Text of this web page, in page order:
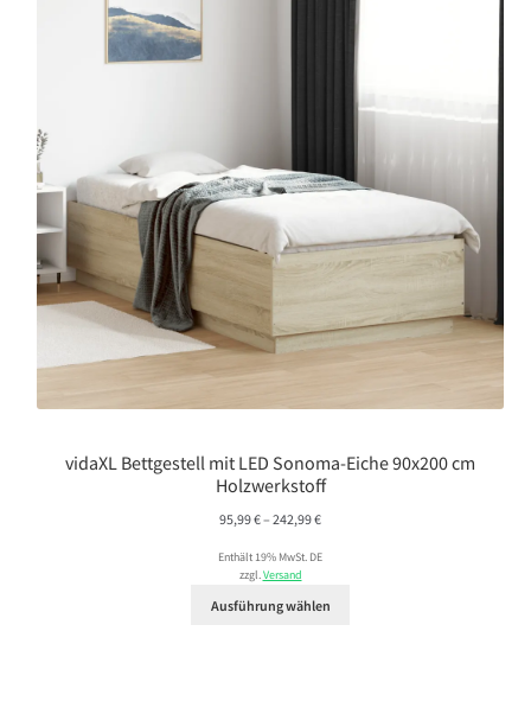
vidaXL Bettgestell mit LED Sonoma-Eiche 90x200 cm
Holzwerkstoff
95,99€– 242,99€Preisspanne:
bis
Enthält 19% MwSt. DE
zzgl.Versand
Ausführung wählen